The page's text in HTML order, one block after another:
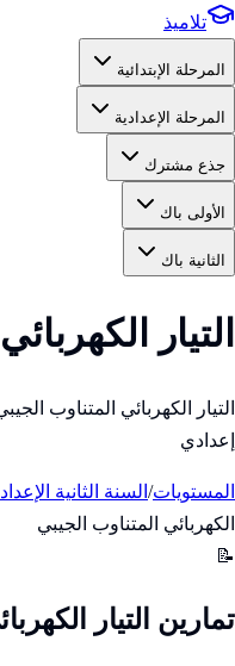
تلاميذ
المرحلة الإبتدائية
المرحلة الإعدادية
جذع مشترك
الأولى باك
الثانية باك
التيار
التيار الكهربائي المتناوب
إعدادي
المستويات/ السنة الثانية
الكهربائي المتناوب الجيبي
📝
تمارين التيار